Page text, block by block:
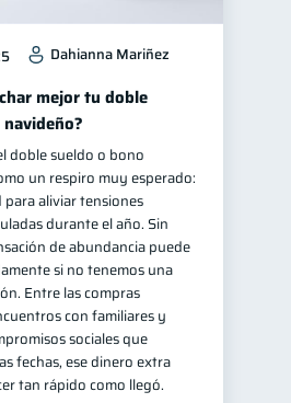
Dahianna Mariñez
mejor tu doble
doble sueldo o bono
un respiro muy esperado:
aliviar tensiones
durante el año. Sin
de abundancia puede
si no tenemos una
Entre las compras
con familiares y
sociales que
fechas, ese dinero extra
tan rápido como llegó.